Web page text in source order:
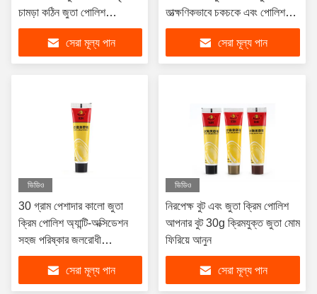
চামড়া কঠিন জুতা পোলিশ
সরবরাহকারী ব্যক্তিগত লোগো
কাস্টমাইজড সেরা মূল্য পান
তাত্ক্ষণিকভাবে চকচকে এবং পোলিশ
চামড়া জুতা
সেরা মূল্য পান
ভিডিও
30 গ্রাম পেশাদার কালো জুতা
ক্রিম পোলিশ অ্যান্টি-অক্সিডেশন
সহজ পরিষ্কার জলরোধী
প্রস্তুতকারক OEM
সেরা মূল্য পান
ভিডিও
নিরপেক্ষ বুট এবং জুতা ক্রিম পোলিশ
আপনার বুট 30g ক্রিমযুক্ত জুতা মোম
ফিরিয়ে আনুন
সেরা মূল্য পান